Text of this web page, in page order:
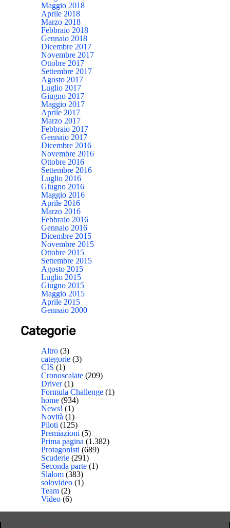
Maggio 2018
Aprile 2018
Marzo 2018
Febbraio 2018
Gennaio 2018
Dicembre 2017
Novembre 2017
Ottobre 2017
Settembre 2017
Agosto 2017
Luglio 2017
Giugno 2017
Maggio 2017
Aprile 2017
Marzo 2017
Febbraio 2017
Gennaio 2017
Dicembre 2016
Novembre 2016
Ottobre 2016
Settembre 2016
Luglio 2016
Giugno 2016
Maggio 2016
Aprile 2016
Marzo 2016
Febbraio 2016
Gennaio 2016
Dicembre 2015
Novembre 2015
Ottobre 2015
Settembre 2015
Agosto 2015
Luglio 2015
Giugno 2015
Maggio 2015
Aprile 2015
Gennaio 2000
Categorie
Altro (3)
categorie (3)
CIS (1)
Cronoscalate (209)
Driver(1)
Formula Challenge (1)
home (934)
News! (1)
Novità (1)
Piloti (125)
Premiazioni (5)
Prima pagina (1.382)
Protagonisti (689)
Scuderie (291)
Seconda parte (1)
Slalom (383)
solovideo (1)
Team (2)
Video (6)